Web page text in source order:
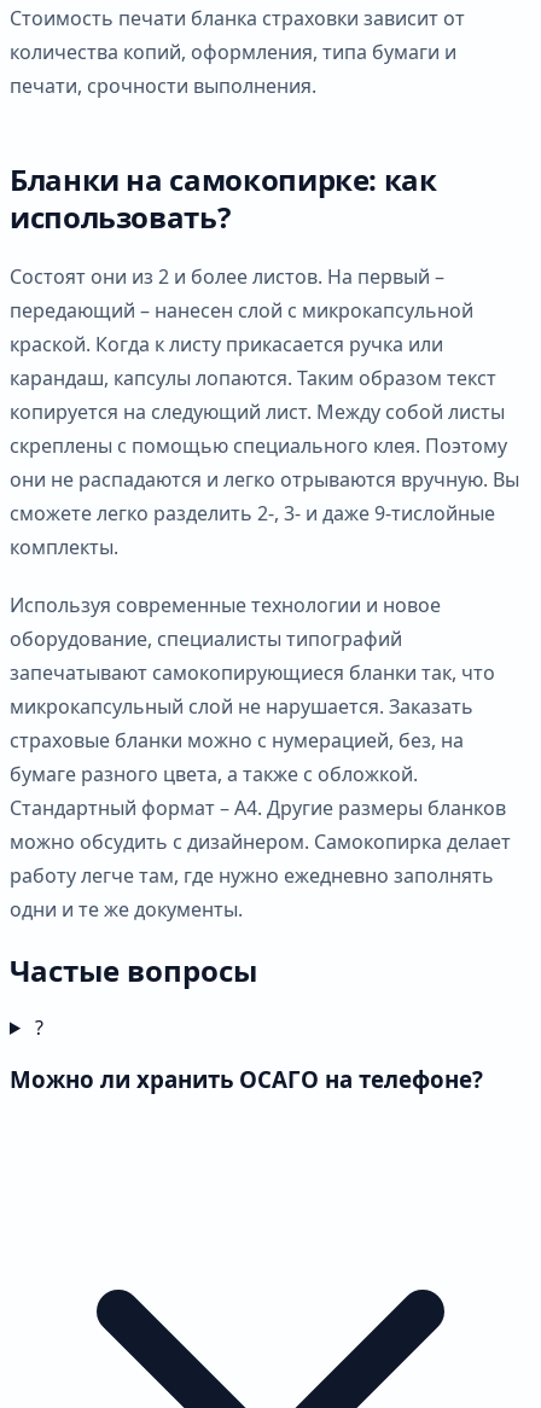
Стоимость печати бланка страховки зависит от
количества копий, оформления, типа бумаги и
печати, срочности выполнения.
Бланки на самокопирке: как
использовать?
Состоят они из 2 и более листов. На первый –
передающий – нанесен слой с микрокапсульной
краской. Когда к листу прикасается ручка или
карандаш, капсулы лопаются. Таким образом текст
копируется на следующий лист. Между собой листы
скреплены с помощью специального клея. Поэтому
они не распадаются и легко отрываются вручную. Вы
сможете легко разделить 2-, 3- и даже 9-тислойные
комплекты.
Используя современные технологии и новое
оборудование, специалисты типографий
запечатывают самокопирующиеся бланки так, что
микрокапсульный слой не нарушается. Заказать
страховые бланки можно с нумерацией, без, на
бумаге разного цвета, а также с обложкой.
Стандартный формат – А4. Другие размеры бланков
можно обсудить с дизайнером. Самокопирка делает
работу легче там, где нужно ежедневно заполнять
одни и те же документы.
Частые вопросы
?
Можно ли хранить ОСАГО на телефоне?